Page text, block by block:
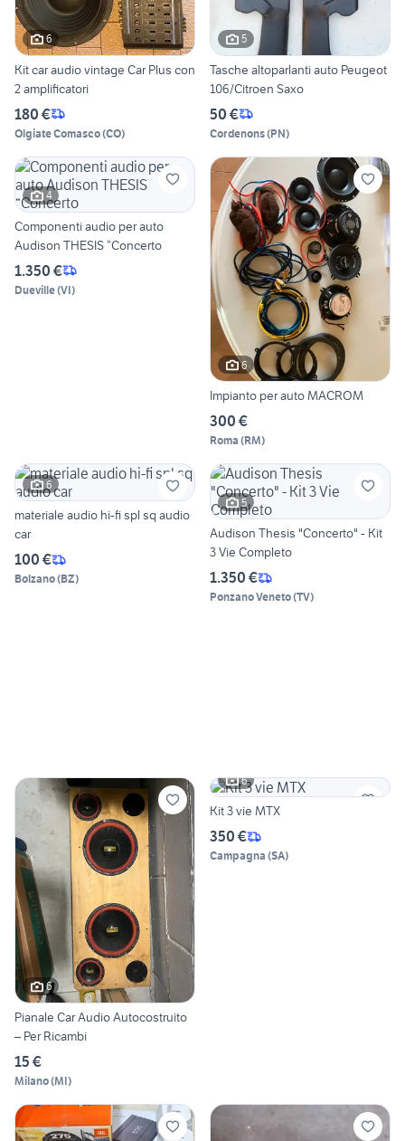
6
Kit car audio vintage Car Plus con
2 amplificatori
180 €
Olgiate Comasco(CO)
5
Tasche altoparlanti auto Peugeot
106/Citroen Saxo
50 €
Cordenons(PN)
4
Componenti audio per auto
Audison THESIS “Concerto
1.350 €
Dueville(VI)
6
Impianto per auto MACROM
300 €
Roma (RM)
6
materiale audio hi-fi spl sq audio
car
100 €
Bolzano(BZ)
5
Audison Thesis "Concerto" - Kit
3 Vie Completo
1.350 €
Ponzano Veneto(TV)
6
Pianale Car Audio Autocostruito
– Per Ricambi
15 €
Milano(MI)
6
Kit 3 vie MTX
350 €
Campagna (SA)